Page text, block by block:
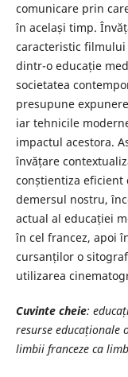
comunicare prin
în același timp.
caracteristic
dintr-o educație
societatea
presupune
iar tehnicile
impactul acestora.
învățare
conștientiza
demersul nostru,
actual al educației
în cel francez, apoi
cursanților o
utilizarea
Cuvinte cheie:
resurse educaționale
limbii franceze ca